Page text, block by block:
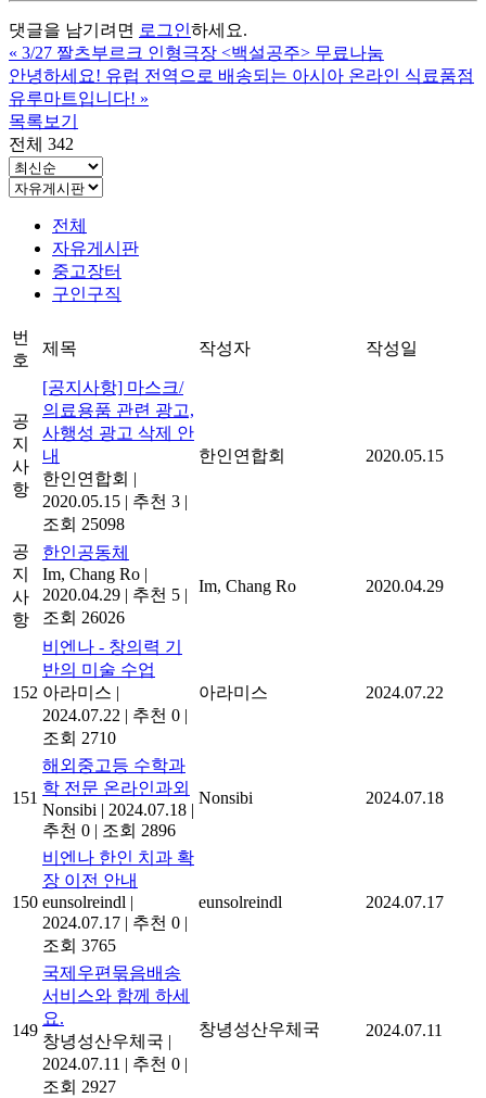
댓글을 남기려면 로그인하세요.
« 3/27 짤츠부르크 인형극장 <백설공주> 무료나눔
안녕하세요! 유럽 ​​전역으로 배송되는 아시아 온라인 식료품점
유루마트입니다! »
목록보기
전체 342
전체
자유게시판
중고장터
구인구직
번
호
제목 작성자 작성일
공
지
사
항
[공지사항] 마스크/
의료용품 관련 광고,
사행성 광고 삭제 안
내
한인연합회 |
2020.05.15 | 추천 3 |
조회 25098
한인연합회 2020.05.15
공
지
사
항
한인공동체
Im, Chang Ro |
2020.04.29 | 추천 5 |
조회 26026
Im, Chang Ro 2020.04.29
152
비엔나 - 창의력 기
반의 미술 수업
아라미스 |
2024.07.22 | 추천 0 |
조회 2710
아라미스 2024.07.22
151
해외중고등 수학과
학 전문 온라인과외
Nonsibi | 2024.07.18 |
추천 0 | 조회 2896
Nonsibi 2024.07.18
150
비엔나 한인 치과 확
장 이전 안내
eunsolreindl |
2024.07.17 | 추천 0 |
조회 3765
eunsolreindl 2024.07.17
149
국제우편묶음배송
서비스와 함께 하세
요.
창녕성산우체국 |
2024.07.11 | 추천 0 |
조회 2927
창녕성산우체국 2024.07.11